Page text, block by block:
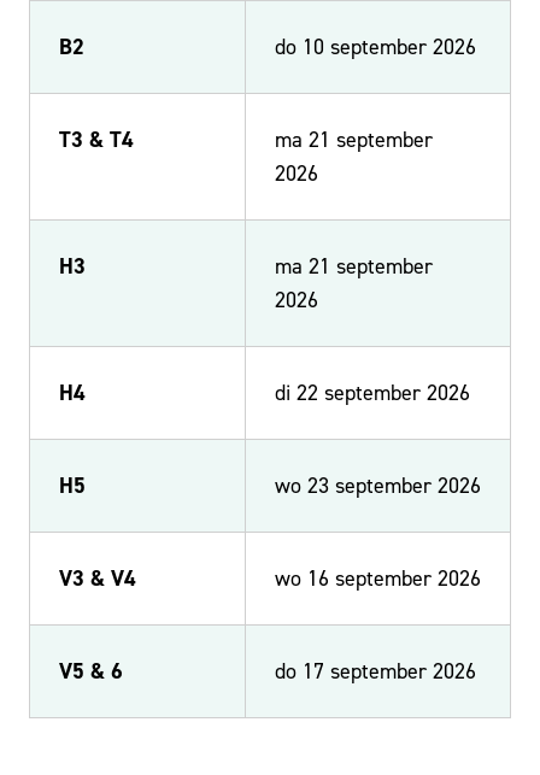
B2 do 10 september 2026
T3 & T4
ma 21 september
2026
H3
ma 21 september
2026
H4 di 22 september 2026
H5 wo 23 september 2026
V3 & V4 wo 16 september 2026
V5 & 6 do 17 september 2026